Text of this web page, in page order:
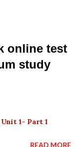
online test
study
1- Part 1
READ MORE